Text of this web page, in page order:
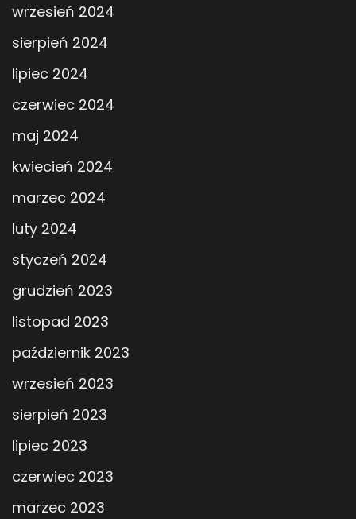
wrzesień 2024
sierpień 2024
lipiec 2024
czerwiec 2024
maj 2024
kwiecień 2024
marzec 2024
luty 2024
styczeń 2024
grudzień 2023
listopad 2023
październik 2023
wrzesień 2023
sierpień 2023
lipiec 2023
czerwiec 2023
marzec 2023